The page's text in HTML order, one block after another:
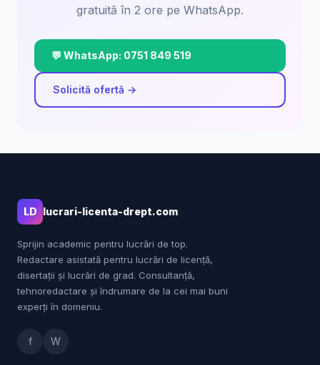
gratuită în 2 ore pe WhatsApp.
💬 WhatsApp: 0751 849 519
Solicită ofertă →
LD lucrari-licenta-drept.com
Sprijin academic pentru lucrări de top.
Redactare asistată pentru lucrări de licență,
disertații și lucrări de grad. Consultanță,
tehnoredactare și îndrumare de la cei mai buni
experți în domeniu.
f W